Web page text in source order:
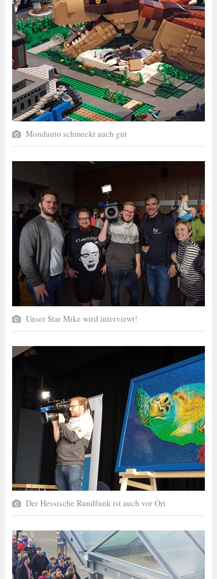
Mondauto schmeckt auch gut
Unser Star Mike wird interviewt!
Der Hessische Rundfunk ist auch vor Ort